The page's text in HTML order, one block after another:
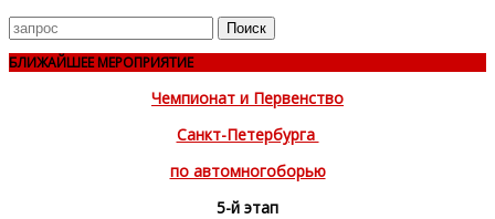
Поиск
для
БЛИЖАЙШЕЕ МЕРОПРИЯТИЕ
Чемпионат и Первенство
Санкт-Петербурга
по автомногоборью
5-й этап